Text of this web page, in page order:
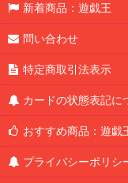
新着商品：遊戯王
問い合わせ
特定商取引法表示
カードの状態表記に
おすすめ商品：遊戯
プライバシーポリシ